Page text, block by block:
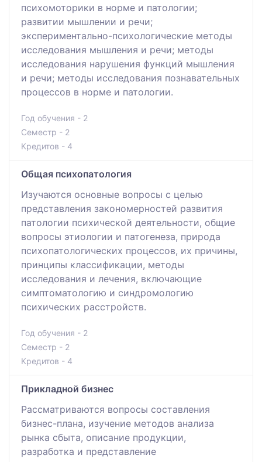
психомоторики в норме и патологии;
развитии мышлении и речи;
экспериментально-психологические методы
исследования мышления и речи; методы
исследования нарушения функций мышления
и речи; методы исследования познавательных
процессов в норме и патологии.
Год обучения - 2
Семестр - 2
Кредитов - 4
Общая психопатология
Изучаются основные вопросы с целью
представления закономерностей развития
патологии психической деятельности, общие
вопросы этиологии и патогенеза, природа
психопатологических процессов, их причины,
принципы классификации, методы
исследования и лечения, включающие
симптоматологию и синдромологию
психических расстройств.
Год обучения - 2
Семестр - 2
Кредитов - 4
Прикладной бизнес
Рассматриваются вопросы составления
бизнес-плана, изучение методов анализа
рынка сбыта, описание продукции,
разработка и представление